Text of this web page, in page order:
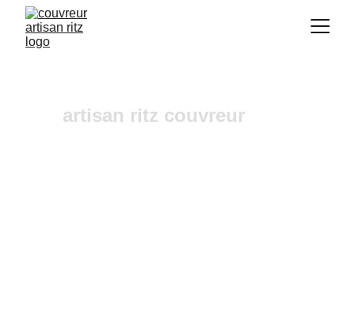
artisan ritz couvreur